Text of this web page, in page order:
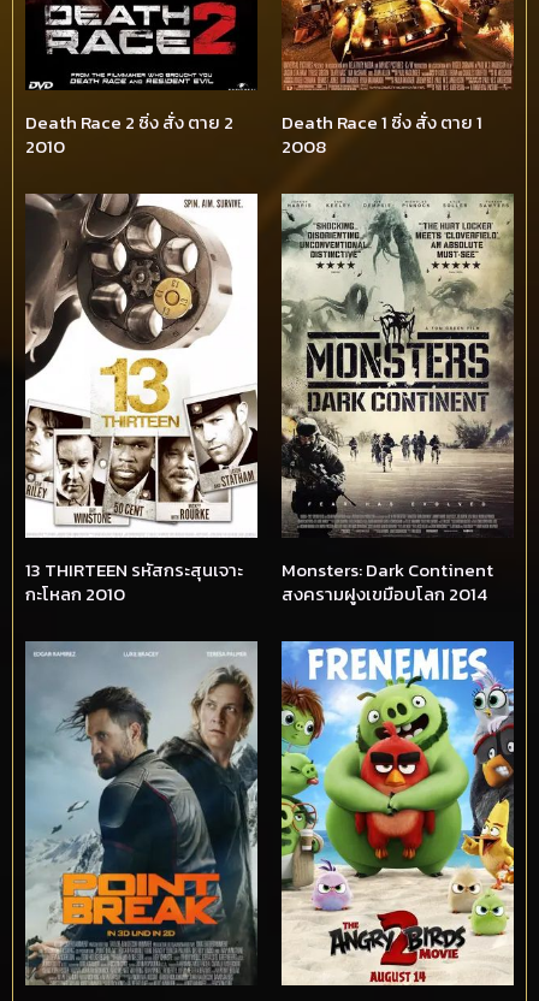
Death Race 2 ซิ่ง สั่ง ตาย 2
2010
Death Race 1 ซิ่ง สั่ง ตาย 1
2008
13 THIRTEEN รหัสกระสุนเจาะ
กะโหลก 2010
Monsters: Dark Continent
สงครามฝูงเขมือบโลก 2014